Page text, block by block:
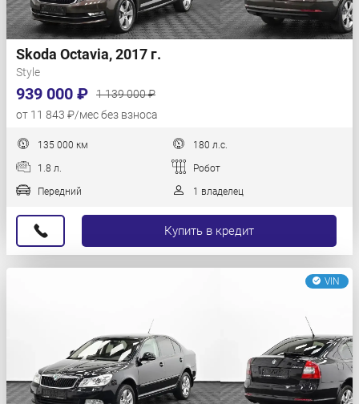
Skoda Octavia, 2017 г.
Style
939 000 ₽
1 139 000 ₽
от 11 843 ₽/мес без взноса
135 000 км 180 л.с.
1.8 л. Робот
Передний 1 владелец
Купить в кредит
VIN